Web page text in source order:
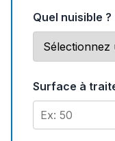
Quel nuisible ?
Surface à